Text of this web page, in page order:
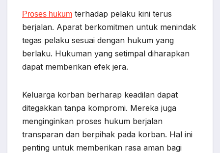
Proses hukum terhadap pelaku kini terus
berjalan. Aparat berkomitmen untuk menindak
tegas pelaku sesuai dengan hukum yang
berlaku. Hukuman yang setimpal diharapkan
dapat memberikan efek jera.
Keluarga korban berharap keadilan dapat
ditegakkan tanpa kompromi. Mereka juga
menginginkan proses hukum berjalan
transparan dan berpihak pada korban. Hal ini
penting untuk memberikan rasa aman bagi